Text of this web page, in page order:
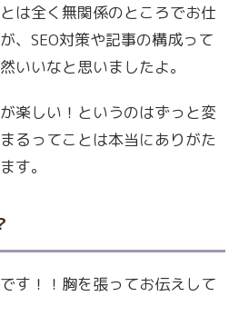
は全く無関係のところでお仕
、SEO対策や記事の構成って
いいなと思いましたよ。
楽しい！というのはずっと変
るってことは本当にありがた
す。
す！！胸を張ってお伝えして